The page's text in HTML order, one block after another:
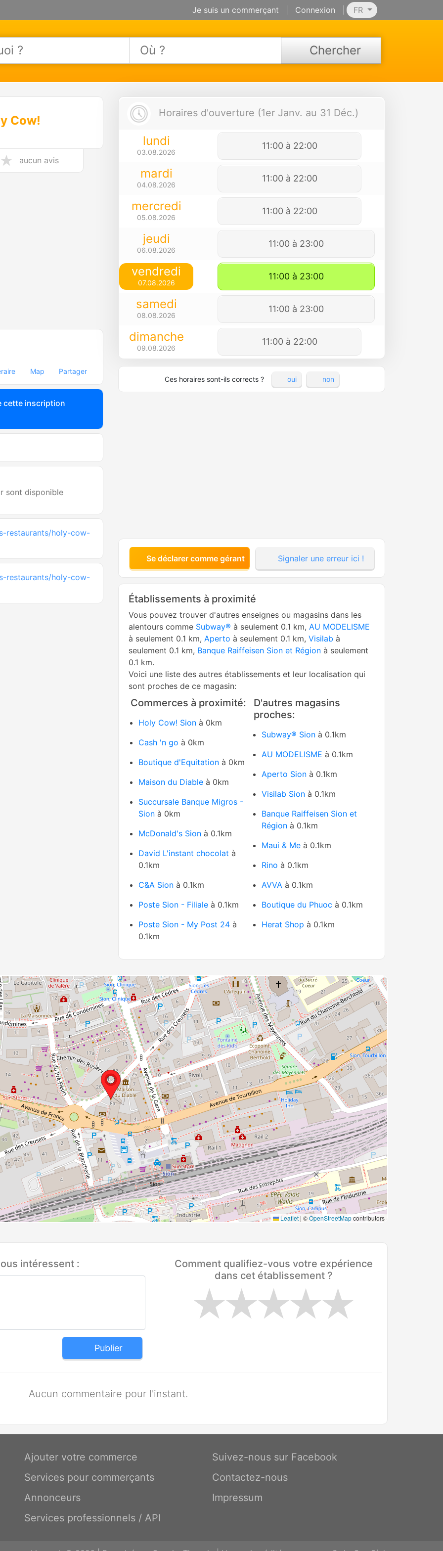
Je suis un commerçant Connexion FR
Chercher
Cow!
aucun avis
Map Partager
cette inscription
sont disponible
restaurants/holy-cow-
restaurants/holy-cow-
Horaires d'ouverture (1er Janv. au 31 Déc.)
lundi
03.08.2026
11:00 à 22:00
mardi
04.08.2026
11:00 à 22:00
mercredi
05.08.2026
11:00 à 22:00
jeudi
06.08.2026
11:00 à 23:00
vendredi
07.08.2026
11:00 à 23:00
samedi
08.08.2026
11:00 à 23:00
dimanche
09.08.2026
11:00 à 22:00
Ces horaires sont-ils corrects ? oui non
Se déclarer comme gérant Signaler une erreur ici !
Établissements à proximité
Vous pouvez trouver d'autres enseignes ou magasins dans les
alentours comme Subway® à seulement 0.1 km, AU MODELISME
à seulement 0.1 km, Aperto à seulement 0.1 km, Visilab à
seulement 0.1 km, Banque Raiffeisen Sion et Région à seulement
0.1 km.
Voici une liste des autres établissements et leur localisation qui
sont proches de ce magasin:
Commerces à proximité:
Holy Cow! Sion à 0km
Cash 'n go à 0km
Boutique d'Equitation à 0km
Maison du Diable à 0km
Succursale Banque Migros -
Sion à 0km
McDonald's Sion à 0.1km
David L'instant chocolat à
0.1km
C&A Sion à 0.1km
Poste Sion - Filiale à 0.1km
Poste Sion - My Post 24 à
0.1km
D'autres magasins
proches:
Subway® Sion à 0.1km
AU MODELISME à 0.1km
Aperto Sion à 0.1km
Visilab Sion à 0.1km
Banque Raiffeisen Sion et
Région à 0.1km
Maui & Me à 0.1km
Rino à 0.1km
AVVA à 0.1km
Boutique du Phuoc à 0.1km
Herat Shop à 0.1km
Leaflet | ©OpenStreetMapcontributors
Comment qualifiez-vous votre expérience
dans cet établissement ?
intéressent :
Publier
Aucun commentaire pour l'instant.
Ajouter votre commerce
Services pour commerçants
Annonceurs
Services professionnels / API
Suivez-nous sur Facebook
Contactez-nous
Impressum